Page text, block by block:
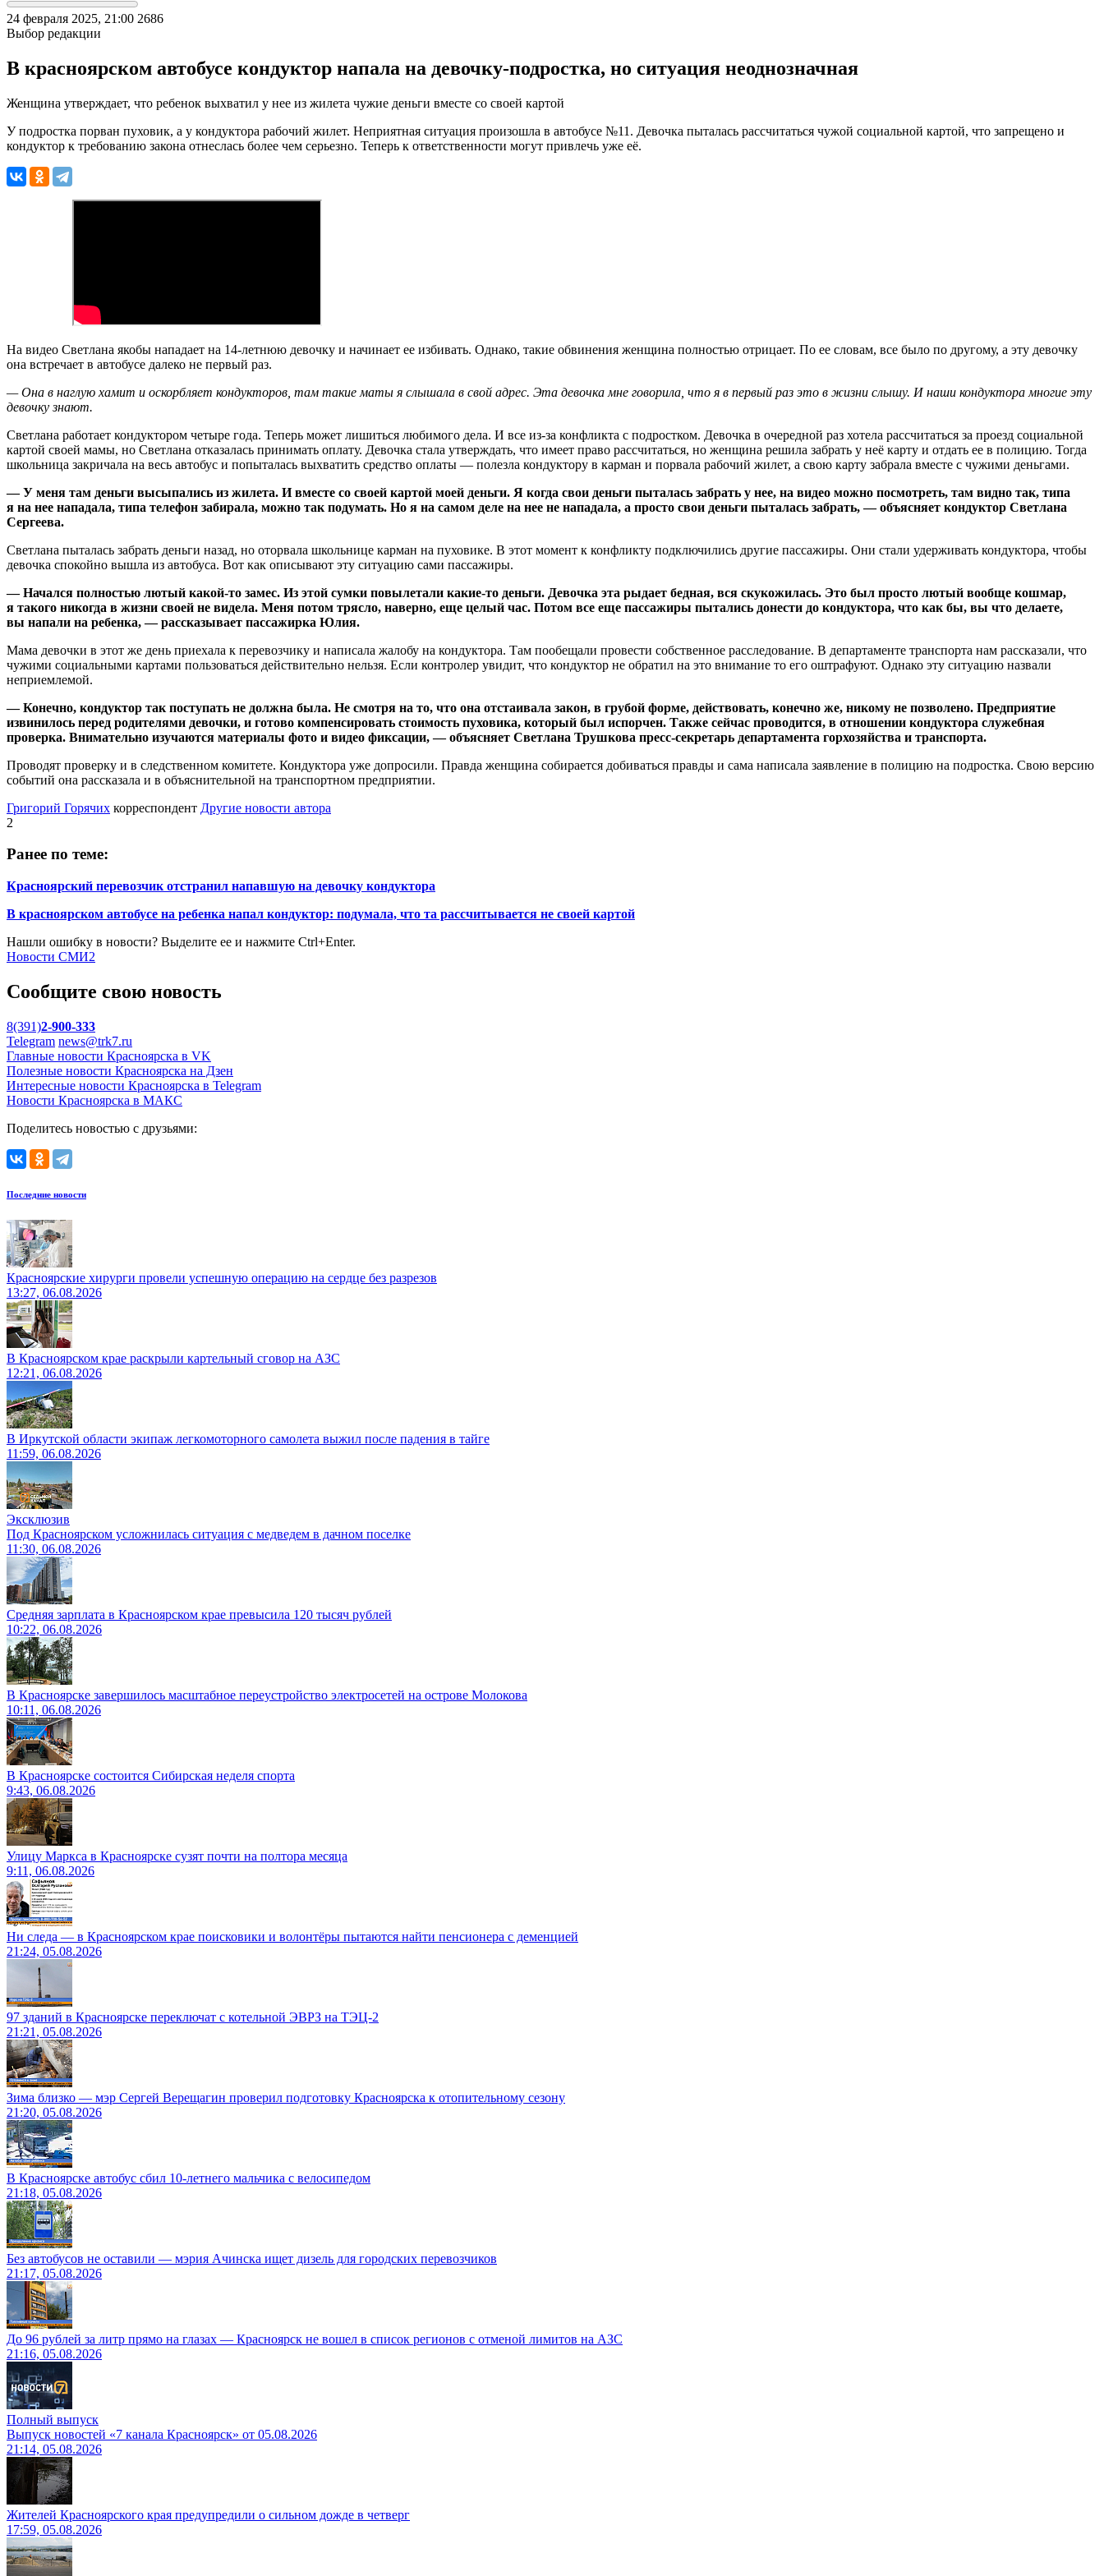
24 февраля 2025, 21:00 2686
Выбор редакции
В красноярском автобусе кондуктор напала на девочку-подростка, но ситуация неоднозначная
Женщина утверждает, что ребенок выхватил у нее из жилета чужие деньги вместе со своей картой
У подростка порван пуховик, а у кондуктора рабочий жилет. Неприятная ситуация произошла в автобусе №11. Девочка пыталась рассчитаться чужой социальной картой, что запрещено и
кондуктор к требованию закона отнеслась более чем серьезно. Теперь к ответственности могут привлечь уже её.
На видео Светлана якобы нападает на 14-летнюю девочку и начинает ее избивать. Однако, такие обвинения женщина полностью отрицает. По ее словам, все было по другому, а эту девочку
она встречает в автобусе далеко не первый раз.
— Она в наглую хамит и оскорбляет кондукторов, там такие маты я слышала в свой адрес. Эта девочка мне говорила, что я в первый раз это в жизни слышу. И наши кондуктора многие эту
девочку знают.
Светлана работает кондуктором четыре года. Теперь может лишиться любимого дела. И все из-за конфликта с подростком. Девочка в очередной раз хотела рассчитаться за проезд социальной
картой своей мамы, но Светлана отказалась принимать оплату. Девочка стала утверждать, что имеет право рассчитаться, но женщина решила забрать у неё карту и отдать ее в полицию. Тогда
школьница закричала на весь автобус и попыталась выхватить средство оплаты — полезла кондуктору в карман и порвала рабочий жилет, а свою карту забрала вместе с чужими деньгами.
— У меня там деньги высыпались из жилета. И вместе со своей картой моей деньги. Я когда свои деньги пыталась забрать у нее, на видео можно посмотреть, там видно так, типа
я на нее нападала, типа телефон забирала, можно так подумать. Но я на самом деле на нее не нападала, а просто свои деньги пыталась забрать, — объясняет кондуктор Светлана
Сергеева.
Светлана пыталась забрать деньги назад, но оторвала школьнице карман на пуховике. В этот момент к конфликту подключились другие пассажиры. Они стали удерживать кондуктора, чтобы
девочка спокойно вышла из автобуса. Вот как описывают эту ситуацию сами пассажиры.
— Начался полностью лютый какой-то замес. Из этой сумки повылетали какие-то деньги. Девочка эта рыдает бедная, вся скукожилась. Это был просто лютый вообще кошмар,
я такого никогда в жизни своей не видела. Меня потом трясло, наверно, еще целый час. Потом все еще пассажиры пытались донести до кондуктора, что как бы, вы что делаете,
вы напали на ребенка, — рассказывает пассажирка Юлия.
Мама девочки в этот же день приехала к перевозчику и написала жалобу на кондуктора. Там пообещали провести собственное расследование. В департаменте транспорта нам рассказали, что
чужими социальными картами пользоваться действительно нельзя. Если контролер увидит, что кондуктор не обратил на это внимание то его оштрафуют. Однако эту ситуацию назвали
неприемлемой.
— Конечно, кондуктор так поступать не должна была. Не смотря на то, что она отстаивала закон, в грубой форме, действовать, конечно же, никому не позволено. Предприятие
извинилось перед родителями девочки, и готово компенсировать стоимость пуховика, который был испорчен. Также сейчас проводится, в отношении кондуктора служебная
проверка. Внимательно изучаются материалы фото и видео фиксации, — объясняет Светлана Трушкова пресс-секретарь департамента горхозяйства и транспорта.
Проводят проверку и в следственном комитете. Кондуктора уже допросили. Правда женщина собирается добиваться правды и сама написала заявление в полицию на подростка. Свою версию
событий она рассказала и в объяснительной на транспортном предприятии.
Григорий Горячих корреспондент Другие новости автора
2
Ранее по теме:
Красноярский перевозчик отстранил напавшую на девочку кондуктора
В красноярском автобусе на ребенка напал кондуктор: подумала, что та рассчитывается не своей картой
Нашли ошибку в новости? Выделите ее и нажмите Ctrl+Enter.
Новости СМИ2
Сообщите свою новость
8(391)2-900-333
Telegram news@trk7.ru
Главные новости Красноярска в VK
Полезные новости Красноярска на Дзен
Интересные новости Красноярска в Telegram
Новости Красноярска в МАКС
Поделитесь новостью с друзьями:
Последние новости
Красноярские хирурги провели успешную операцию на сердце без разрезов
13:27, 06.08.2026
В Красноярском крае раскрыли картельный сговор на АЗС
12:21, 06.08.2026
В Иркутской области экипаж легкомоторного самолета выжил после падения в тайге
11:59, 06.08.2026
Эксклюзив
Под Красноярском усложнилась ситуация с медведем в дачном поселке
11:30, 06.08.2026
Средняя зарплата в Красноярском крае превысила 120 тысяч рублей
10:22, 06.08.2026
В Красноярске завершилось масштабное переустройство электросетей на острове Молокова
10:11, 06.08.2026
В Красноярске состоится Сибирская неделя спорта
9:43, 06.08.2026
Улицу Маркса в Красноярске сузят почти на полтора месяца
9:11, 06.08.2026
Ни следа — в Красноярском крае поисковики и волонтёры пытаются найти пенсионера с деменцией
21:24, 05.08.2026
97 зданий в Красноярске переключат с котельной ЭВРЗ на ТЭЦ-2
21:21, 05.08.2026
Зима близко — мэр Сергей Верещагин проверил подготовку Красноярска к отопительному сезону
21:20, 05.08.2026
В Красноярске автобус сбил 10-летнего мальчика с велосипедом
21:18, 05.08.2026
Без автобусов не оставили — мэрия Ачинска ищет дизель для городских перевозчиков
21:17, 05.08.2026
До 96 рублей за литр прямо на глазах — Красноярск не вошел в список регионов с отменой лимитов на АЗС
21:16, 05.08.2026
Полный выпуск
Выпуск новостей «7 канала Красноярск» от 05.08.2026
21:14, 05.08.2026
Жителей Красноярского края предупредили о сильном дожде в четверг
17:59, 05.08.2026